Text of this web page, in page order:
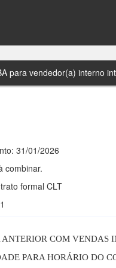
para vendedor(a) interno
31/01/2026
combinar.
formal CLT
ANTERIOR COM VENDAS
PARA HORÁRIO DO